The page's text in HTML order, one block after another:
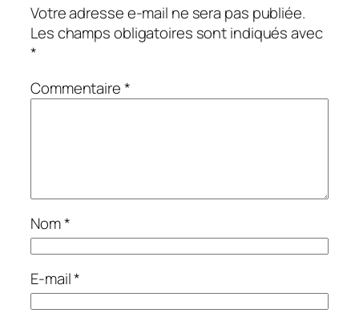
Votre adresse e-mail ne sera pas publiée.
Les champs obligatoires sont indiqués avec
*
Commentaire*
Nom*
E-mail*